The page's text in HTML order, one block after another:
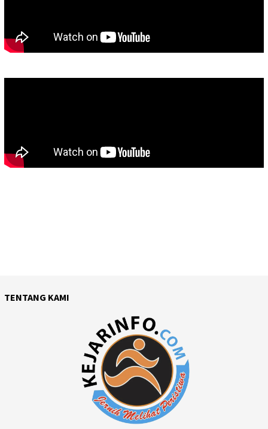
TENTANG KAMI